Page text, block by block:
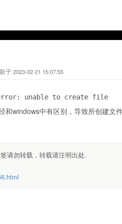
于2023-02-21 15:07:55
unable to create file
和windows中有区别，导致所创建文
请勿转载，转载请注明出处.